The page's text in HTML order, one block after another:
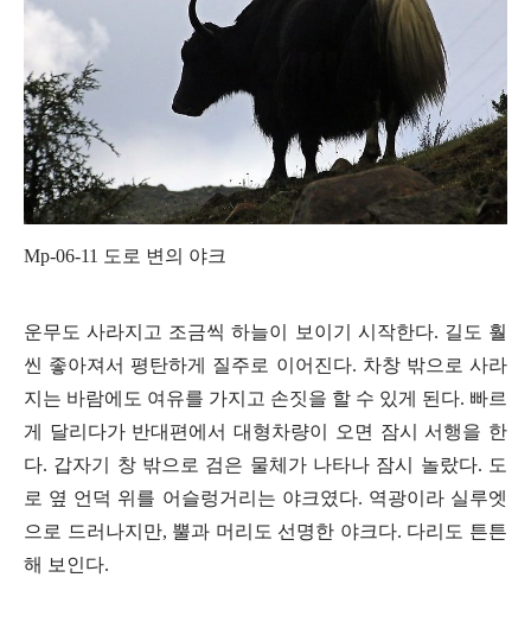
Mp-06-11 도로 변의 야크
운무도 사라지고 조금씩 하늘이 보이기 시작한다. 길도 훨
씬 좋아져서 평탄하게 질주로 이어진다. 차창 밖으로 사라
지는 바람에도 여유를 가지고 손짓을 할 수 있게 된다. 빠르
게 달리다가 반대편에서 대형차량이 오면 잠시 서행을 한
다. 갑자기 창 밖으로 검은 물체가 나타나 잠시 놀랐다. 도
로 옆 언덕 위를 어슬렁거리는 야크였다. 역광이라 실루엣
으로 드러나지만, 뿔과 머리도 선명한 야크다. 다리도 튼튼
해 보인다.